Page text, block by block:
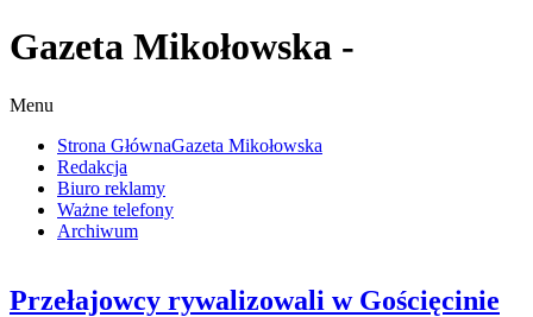
Gazeta Mikołowska -
Menu
Strona GłównaGazeta Mikołowska
Redakcja
Biuro reklamy
Ważne telefony
Archiwum
Przełajowcy rywalizowali w Gościęcinie